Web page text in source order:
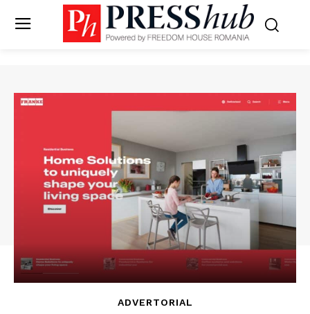
ADVERTORIAL